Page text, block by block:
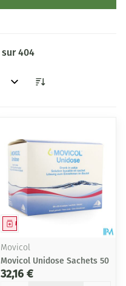
sur404
Médicament
Movicol
Movicol Unidose Sachets 50
32,16 €